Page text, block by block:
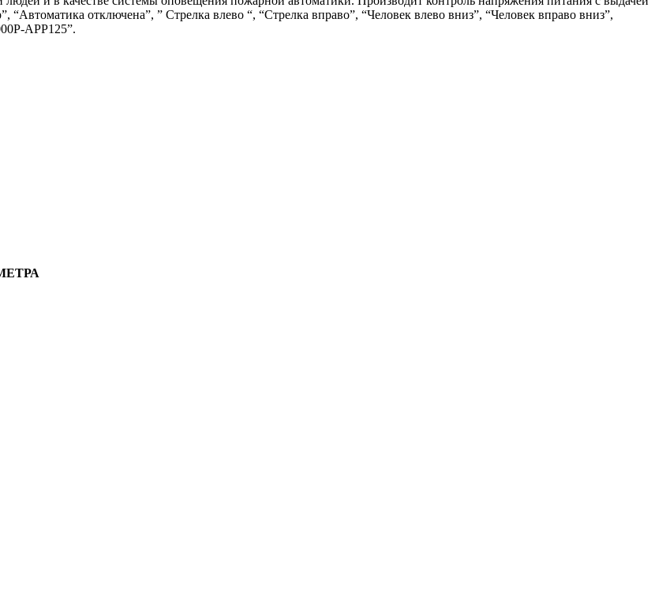
отключена”, ” Стрелка влево “, “Стрелка вправо”, “Человек влево вниз”, “Человек вправо вниз”,
АРР125”.